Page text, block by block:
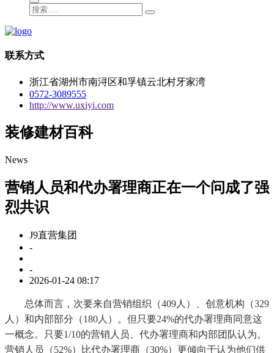
联系方式
浙江省湖州市南浔区和孚镇云北村牙家湾
0572-3089555
http://www.uxiyi.com
装修建材百科
News
营销人员和代办署理商正在一个问成了强
烈共识
J9直营集团
-
-
2026-01-24 08:17
总体而言，次要来自营销组织（409人）、创意机构（329
人）和内部部分（180人）。但只要24%的代办署理商同意这
一概念。只要1/10的营销人员、代办署理商和内部团队认为。
营销人员（52%）比代办署理商（30%）更倾向于认为他们供